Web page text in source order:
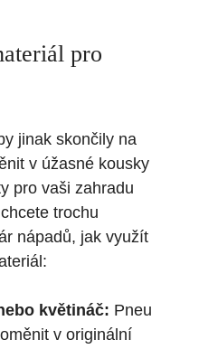
pro
jinak skončily na
v úžasné kousky
pro vaši zahradu
trochu
nápadů, jak využít
květináč: Pneu
v originální